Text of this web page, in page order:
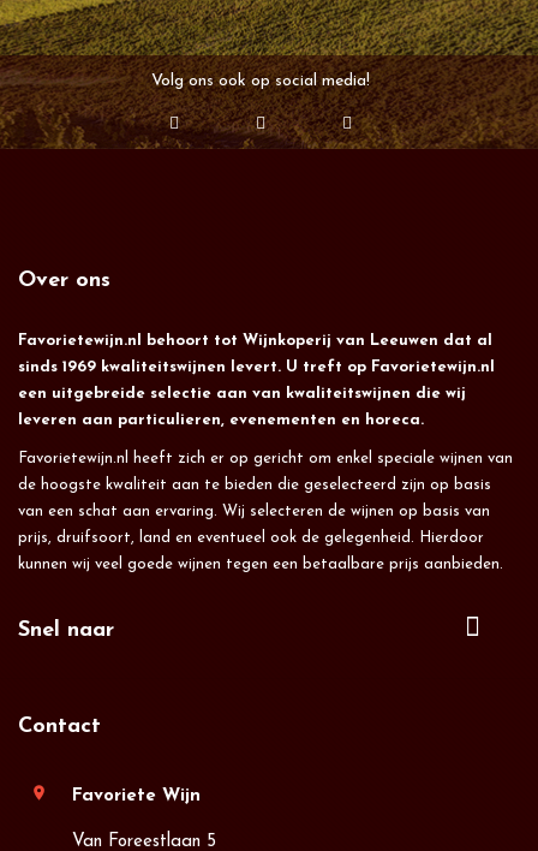
Volg ons ook op social media!
Over ons
Favorietewijn.nl behoort tot Wijnkoperij van Leeuwen dat al
sinds 1969 kwaliteitswijnen levert. U treft op Favorietewijn.nl
een uitgebreide selectie aan van kwaliteitswijnen die wij
leveren aan particulieren, evenementen en horeca.
Favorietewijn.nl heeft zich er op gericht om enkel speciale wijnen van
de hoogste kwaliteit aan te bieden die geselecteerd zijn op basis
van een schat aan ervaring. Wij selecteren de wijnen op basis van
prijs, druifsoort, land en eventueel ook de gelegenheid. Hierdoor
kunnen wij veel goede wijnen tegen een betaalbare prijs aanbieden.
Snel naar
Contact
location_on Favoriete Wijn
Van Foreestlaan 5